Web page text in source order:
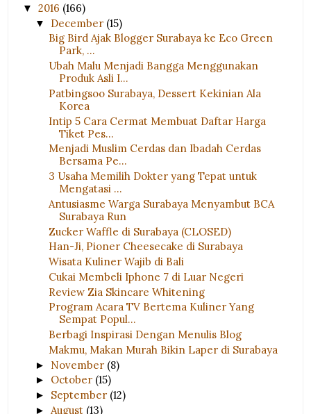
▼2016 (166)
▼ December (15)
Big Bird Ajak Blogger Surabaya ke Eco Green
Park, ...
Ubah Malu Menjadi Bangga Menggunakan
Produk Asli I...
Patbingsoo Surabaya, Dessert Kekinian Ala
Korea
Intip 5 Cara Cermat Membuat Daftar Harga
Tiket Pes...
Menjadi Muslim Cerdas dan Ibadah Cerdas
Bersama Pe...
3 Usaha Memilih Dokter yang Tepat untuk
Mengatasi ...
Antusiasme Warga Surabaya Menyambut BCA
Surabaya Run
Zucker Waffle di Surabaya (CLOSED)
Han-Ji, Pioner Cheesecake di Surabaya
Wisata Kuliner Wajib di Bali
Cukai Membeli Iphone 7 di Luar Negeri
Review Zia Skincare Whitening
Program Acara TV Bertema Kuliner Yang
Sempat Popul...
Berbagi Inspirasi Dengan Menulis Blog
Makmu, Makan Murah Bikin Laper di Surabaya
► November (8)
► October (15)
► September (12)
► August (13)